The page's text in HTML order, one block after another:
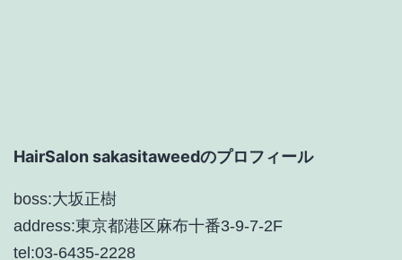
ン
HairSalon sakasitaweedのプロフィール
boss:大坂正樹
address:東京都港区麻布十番3-9-7-2F
tel:03-6435-2228